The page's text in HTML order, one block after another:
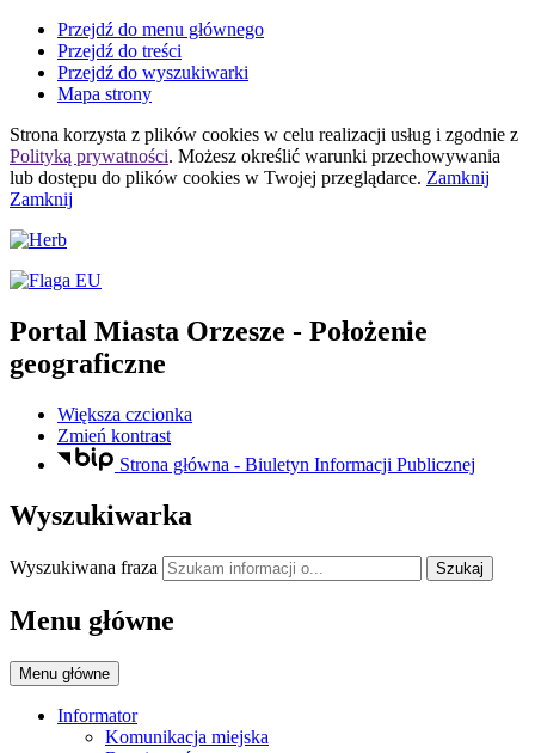
Przejdź do menu głównego
Przejdź do treści
Przejdź do wyszukiwarki
Mapa strony
Strona korzysta z plików cookies w celu realizacji usług i zgodnie z
Polityką prywatności. Możesz określić warunki przechowywania
lub dostępu do plików cookies w Twojej przeglądarce. Zamknij
Zamknij
Portal Miasta Orzesze - Położenie
geograficzne
Większa czcionka
Zmień kontrast
Strona główna - Biuletyn Informacji Publicznej
Wyszukiwarka
Wyszukiwana fraza Szukaj
Menu główne
Menu główne
Informator
Komunikacja miejska